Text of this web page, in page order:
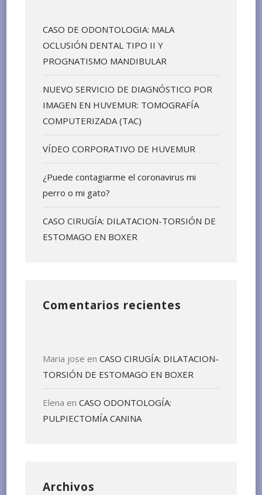
CASO DE ODONTOLOGIA: MALA
OCLUSIÓN DENTAL TIPO II Y
PROGNATISMO MANDIBULAR
NUEVO SERVICIO DE DIAGNÓSTICO POR
IMAGEN EN HUVEMUR: TOMOGRAFÍA
COMPUTERIZADA (TAC)
VÍDEO CORPORATIVO DE HUVEMUR
¿Puede contagiarme el coronavirus mi
perro o mi gato?
CASO CIRUGÍA: DILATACION-TORSIÓN DE
ESTOMAGO EN BOXER
Comentarios recientes
Maria jose enCASO CIRUGÍA: DILATACION-
TORSIÓN DE ESTOMAGO EN BOXER
Elena enCASO ODONTOLOGÍA:
PULPIECTOMÍA CANINA
Archivos